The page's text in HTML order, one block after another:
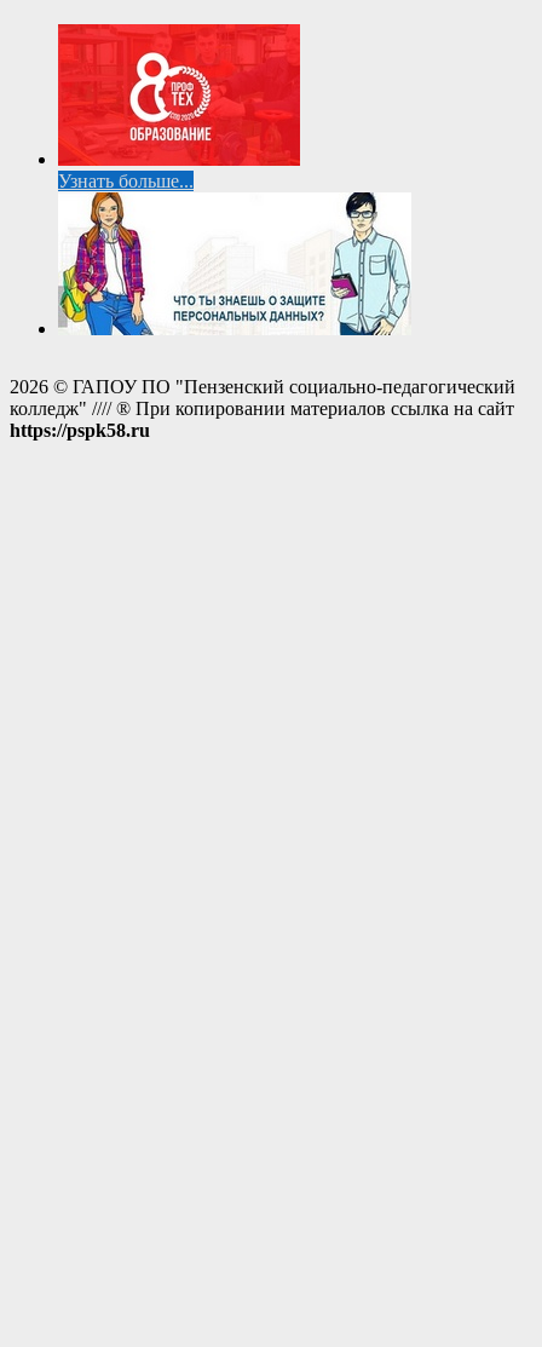
Узнать больше...
2026 © ГАПОУ ПО "Пензенский социально-педагогический
колледж" //// ® При копировании материалов ссылка на сайт
https://pspk58.ru